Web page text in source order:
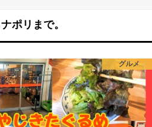
ポリまで。
グルメ